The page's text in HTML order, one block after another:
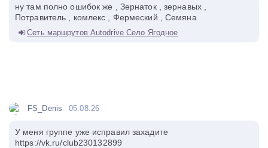
ну там полно ошибок же , Зернаток , зернавых ,
Потравитель , комлекс , Фермеский , Семяна
Сеть маршрутов Autodrive Село Ягодное
FS_Denis 05.08.26
У меня группе уже исправил захадите
https://vk.ru/club230132899